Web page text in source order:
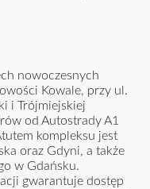
nowoczesnych
Kowale, przy ul.
i Trójmiejskiej
od Autostrady A1
kompleksu jest
oraz Gdyni, a także
w Gdańsku.
gwarantuje dostęp